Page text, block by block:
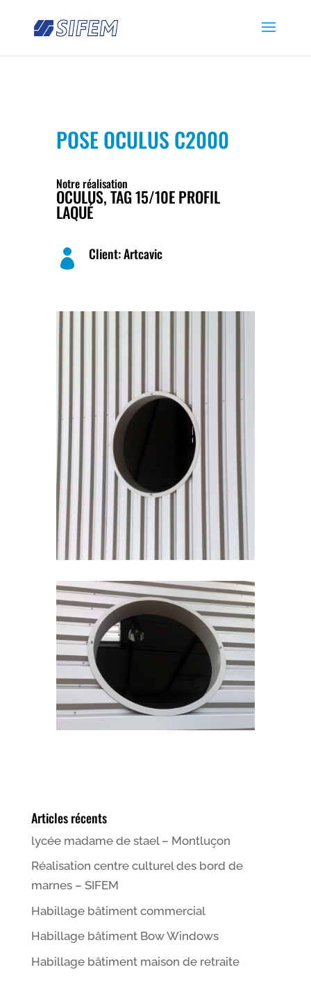
POSE OCULUS C2000
Notre réalisation
OCULUS, TAG 15/10E PROFIL
LAQUÉ
 Client: Artcavic
Articles récents
lycée madame de stael – Montluçon
Réalisation centre culturel des bord de
marnes – SIFEM
Habillage bâtiment commercial
Habillage bâtiment Bow Windows
Habillage bâtiment maison de retraite